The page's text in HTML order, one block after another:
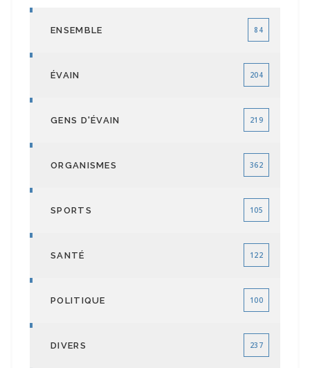
ENSEMBLE 84
ÉVAIN 204
GENS D'ÉVAIN 219
ORGANISMES 362
SPORTS 105
SANTÉ 122
POLITIQUE 100
DIVERS 237